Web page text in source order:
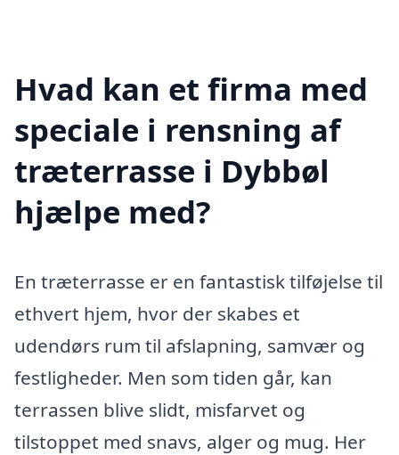
Hvad kan et firma med
speciale i rensning af
træterrasse i Dybbøl
hjælpe med?
En træterrasse er en fantastisk tilføjelse til
ethvert hjem, hvor der skabes et
udendørs rum til afslapning, samvær og
festligheder. Men som tiden går, kan
terrassen blive slidt, misfarvet og
tilstoppet med snavs, alger og mug. Her